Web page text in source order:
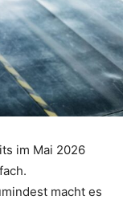
im Mai 2026
macht es